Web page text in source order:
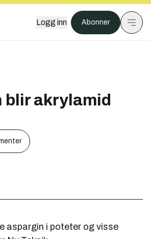
Logg inn Abonner
blir akrylamid
aspargin i poteter og visse